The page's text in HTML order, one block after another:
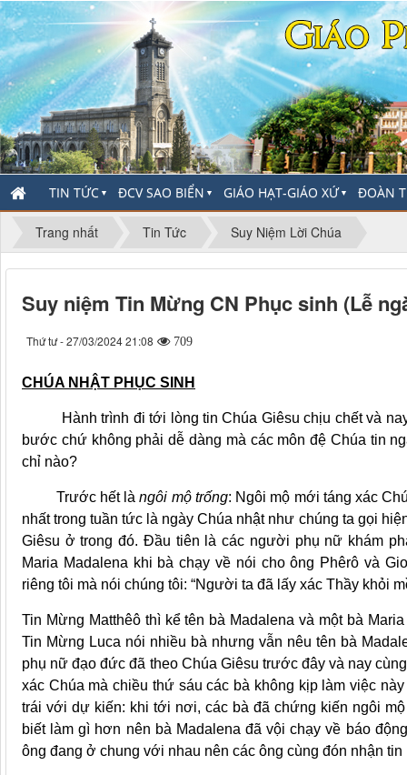
TIN TỨC ▼ ĐCV SAO BIỂN ▼ GIÁO HẠT-GIÁO XỨ▼ ĐOÀN
Trang nhất Tin Tức Suy Niệm Lời Chúa
Suy niệm Tin Mừng CN Phục sinh (Lễ
Thứ tư - 27/03/2024 21:08 709
CHÚA NHẬT PHỤC SINH
Hành trình đi tới lòng tin Chúa Giêsu chịu chết và
bước chứ không phải dễ dàng mà các môn đệ Chúa tin
chỉ nào?
Trước hết làngôi mộ trống: Ngôi mộ mới táng xác
nhất trong tuần tức là ngày Chúa nhật như chúng ta gọi
Giêsu ở trong đó. Đầu tiên là các người phụ nữ khám
Maria Madalena khi bà chạy về nói cho ông Phêrô và
riêng tôi mà nói chúng tôi: “Người ta đã lấy xác Thầy khỏi
Tin Mừng Matthêô thì kể tên bà Madalena và một bà
Tin Mừng Luca nói nhiều bà nhưng vẫn nêu tên bà
phụ nữ đạo đức đã theo Chúa Giêsu trước đây và nay
xác Chúa mà chiều thứ sáu các bà không kịp làm việc
trái với dự kiến: khi tới nơi, các bà đã chứng kiến ngôi
biết làm gì hơn nên bà Madalena đã vội chạy về báo
ông đang ở chung với nhau nên các ông cùng đón nhận